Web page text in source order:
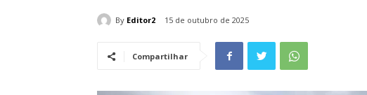
By Editor2 15 de outubro de 2025
Compartilhar